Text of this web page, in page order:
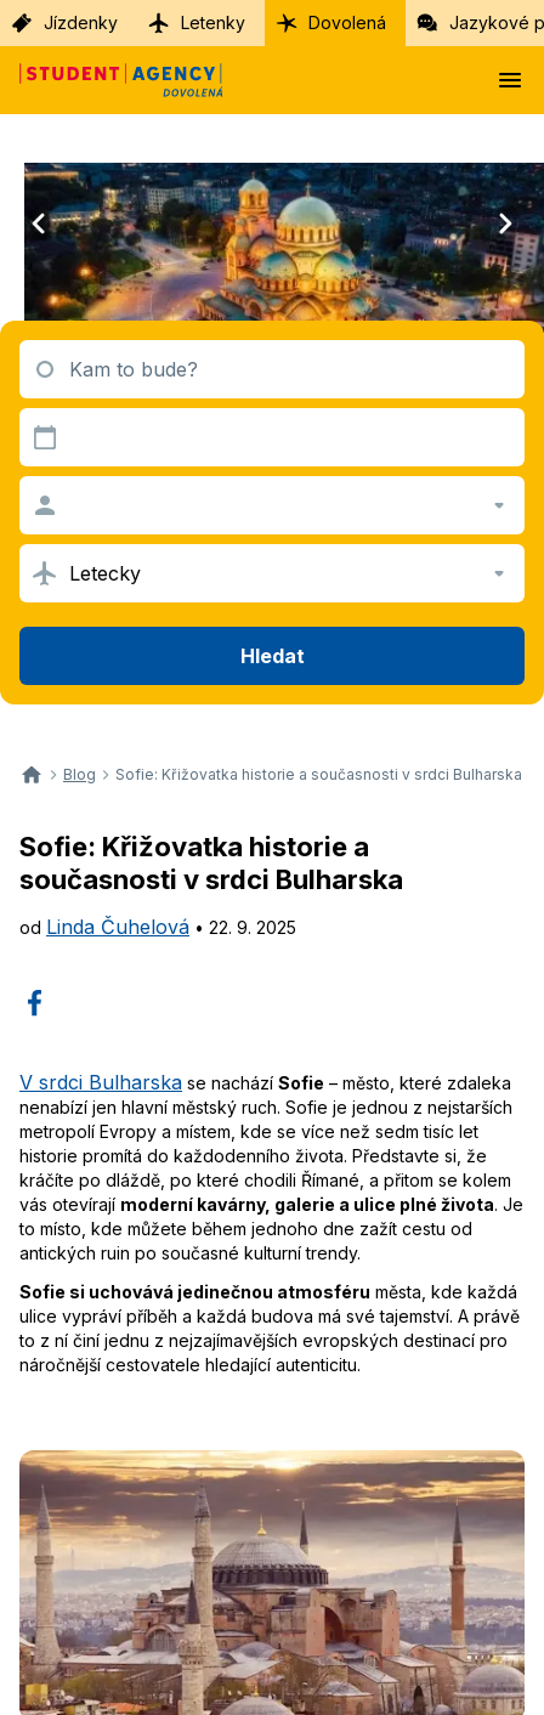
Jízdenky Letenky Dovolená Jazykové
Kam to bude?
Letecky
Hledat
Blog Sofie: Křižovatka historie a současnosti v srdci Bulharska
Sofie: Křižovatka historie a
současnosti v srdci Bulharska
od Linda Čuhelová • 22. 9. 2025
V srdci Bulharska se nachází Sofie – město, které zdaleka
nenabízí jen hlavní městský ruch. Sofie je jednou z nejstarších
metropolí Evropy a místem, kde se více než sedm tisíc let
historie promítá do každodenního života. Představte si, že
kráčíte po dláždě, po které chodili Římané, a přitom se kolem
vás otevírají moderní kavárny, galerie a ulice plné života. Je
to místo, kde můžete během jednoho dne zažít cestu od
antických ruin po současné kulturní trendy.
Sofie si uchovává jedinečnou atmosféru města, kde každá
ulice vypráví příběh a každá budova má své tajemství. A právě
to z ní činí jednu z nejzajímavějších evropských destinací pro
náročnější cestovatele hledající autenticitu.